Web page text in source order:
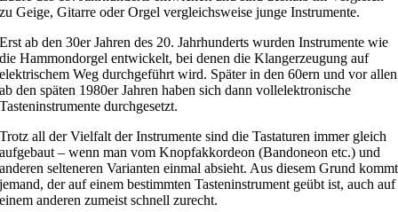
zu Geige, Gitarre oder Orgel vergleichsweise junge Instrumente.
Erst ab den 30er Jahren des 20. Jahrhunderts wurden Instrumente wie
die Hammondorgel entwickelt, bei denen die Klangerzeugung auf
elektrischem Weg durchgeführt wird. Später in den 60ern und vor allen
ab den späten 1980er Jahren haben sich dann vollelektronische
Tasteninstrumente durchgesetzt.
Trotz all der Vielfalt der Instrumente sind die Tastaturen immer gleich
aufgebaut – wenn man vom Knopfakkordeon (Bandoneon etc.) und
anderen selteneren Varianten einmal absieht. Aus diesem Grund kommt
jemand, der auf einem bestimmten Tasteninstrument geübt ist, auch auf
einem anderen zumeist schnell zurecht.